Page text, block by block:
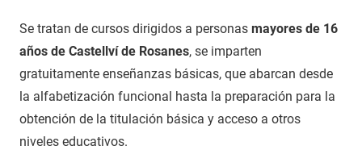
Se tratan de cursos dirigidos a personas mayores de 16
años de Castellví de Rosanes, se imparten
gratuitamente enseñanzas básicas, que abarcan desde
la alfabetización funcional hasta la preparación para la
obtención de la titulación básica y acceso a otros
niveles educativos.